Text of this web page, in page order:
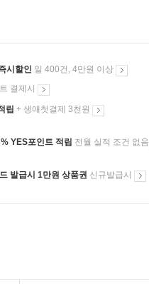
시할인 일 400건, 4만원 이상
결제시
립 + 생애첫결제 3천원
YES포인트 적립 전월 실적 조건 없음
발급시 1만원 상품권 신규발급시